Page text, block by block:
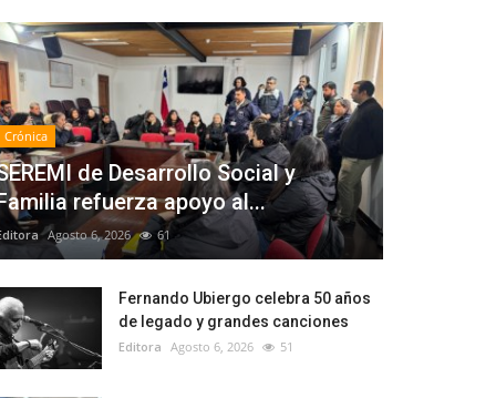
Crónica
de Desarrollo Social y
refuerza apoyo al...
Agosto 6, 2026 61
Fernando Ubiergo celebra 50 años
de legado y grandes canciones
Editora Agosto 6, 2026 51